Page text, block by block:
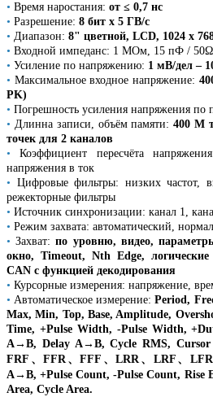
• Время наростания: от ≤ 0,7 нс
• Разрешение: 8 бит х 5 ГВ/с
• Диапазон: 8" цветной, LCD, 1024 x
• Входной импеданс: 1 МОм, 15 пФ /
• Усиление по напряжению: 1 мВ/дел –
• Максимальное входное напряжение:
PK)
• Погрешность усиления напряжения по
• Длинна записи, объём памяти:400 М
точек для 2 каналов
•Коэффициент пересчёта
напряжения в ток
• Цифровые фильтры: низких частот,
режекторные фильтры
• Источник синхронизации: канал 1,
• Режим захвата: автоматический,
•Захват:по уровню, видео,
окно, Timeout, Nth Edge,
CAN с функцией декодирования
• Курсорные измерения: напряжение,
•Автоматическое измерение:Period,
Max, Min, Top, Base, Amplitude,
Time, +Pulse Width, -Pulse Width,
A→B, Delay A→B, Cycle RMS, Cursor
FRF、FFR、FFF、LRR、LRF、
A→B, +Pulse Count, -Pulse Count, Rise
Area, Cycle Area.